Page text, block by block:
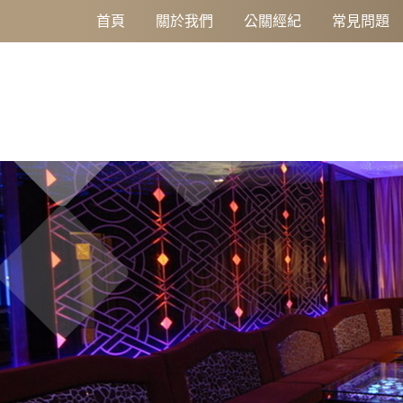
首頁 關於我們 公關經紀 常見問題